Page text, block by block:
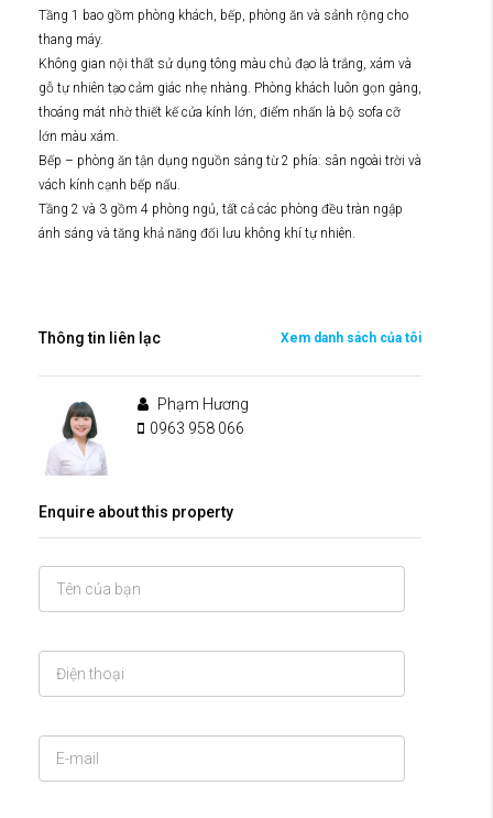
Tầng 1 bao gồm phòng khách, bếp, phòng ăn và sảnh rộng cho
thang máy.
Không gian nội thất sử dụng tông màu chủ đạo là trắng, xám và
gỗ tự nhiên tạo cảm giác nhẹ nhàng. Phòng khách luôn gọn gàng,
thoáng mát nhờ thiết kế cửa kính lớn, điểm nhấn là bộ sofa cỡ
lớn màu xám.
Bếp – phòng ăn tận dụng nguồn sáng từ 2 phía: sân ngoài trời và
vách kính cạnh bếp nấu.
Tầng 2 và 3 gồm 4 phòng ngủ, tất cả các phòng đều tràn ngập
ánh sáng và tăng khả năng đối lưu không khí tự nhiên.
Thông tin liên lạc Xem danh sách của tôi
Phạm Hương
0963 958 066
Enquire about this property